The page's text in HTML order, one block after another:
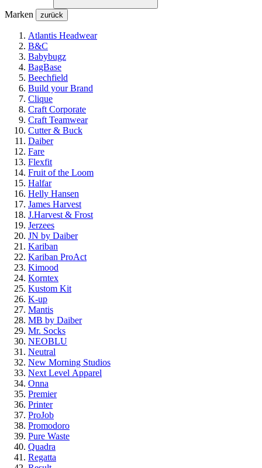
Marken zurück
Atlantis Headwear
B&C
Babybugz
BagBase
Beechfield
Build your Brand
Clique
Craft Corporate
Craft Teamwear
Cutter & Buck
Daiber
Fare
Flexfit
Fruit of the Loom
Halfar
Helly Hansen
James Harvest
J.Harvest & Frost
Jerzees
JN by Daiber
Kariban
Kariban ProAct
Kimood
Korntex
Kustom Kit
K-up
Mantis
MB by Daiber
Mr. Socks
NEOBLU
Neutral
New Morning Studios
Next Level Apparel
Onna
Premier
Printer
ProJob
Promodoro
Pure Waste
Quadra
Regatta